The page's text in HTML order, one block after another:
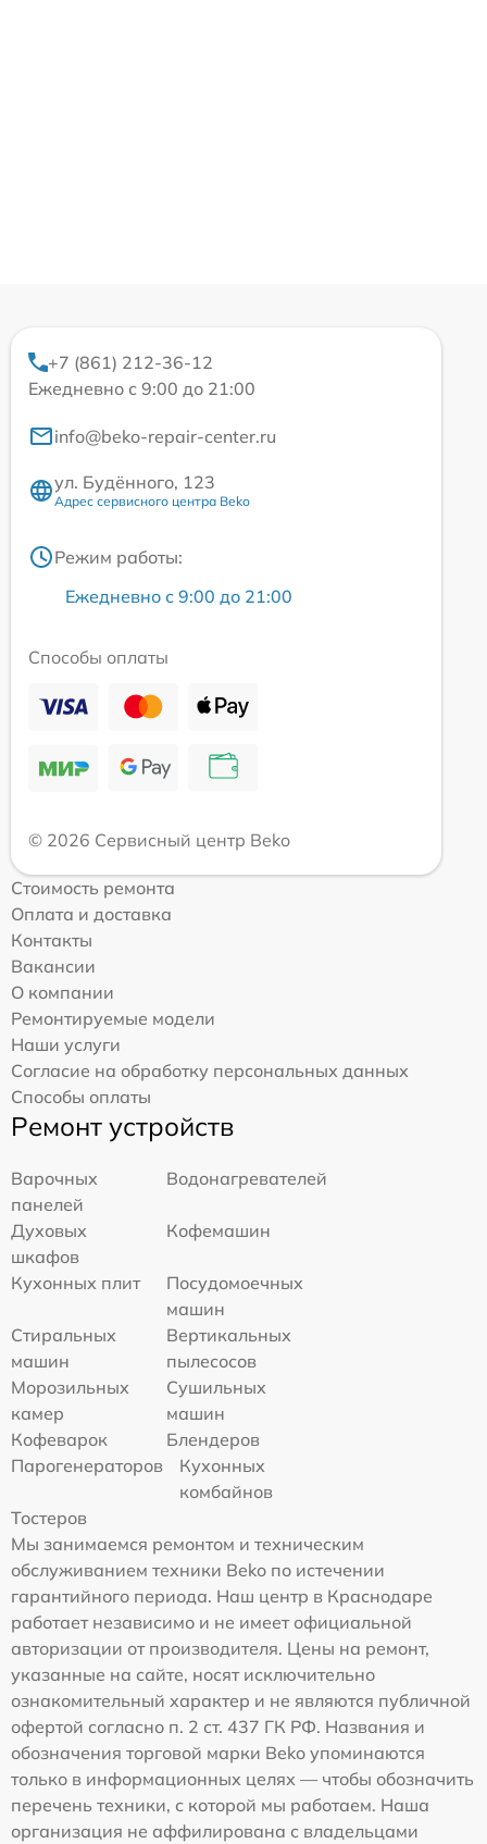
+7 (861) 212-36-12
Ежедневно с 9:00 до 21:00
info@beko-repair-center.ru
ул. Будённого, 123
Адрес сервисного центра Beko
Режим работы:
Ежедневно с 9:00 до 21:00
Способы оплаты
© 2026 Сервисный центр Beko
Стоимость ремонта
Оплата и доставка
Контакты
Вакансии
О компании
Ремонтируемые модели
Наши услуги
Согласие на обработку персональных данных
Способы оплаты
Ремонт устройств
Варочных
панелей
Водонагревателей
Духовых
шкафов
Кофемашин
Кухонных плит
Посудомоечных
машин
Стиральных
машин
Вертикальных
пылесосов
Морозильных
камер
Сушильных
машин
Кофеварок
Блендеров
Парогенераторов
Кухонных
комбайнов
Тостеров
Мы занимаемся ремонтом и техническим
обслуживанием техники Beko по истечении
гарантийного периода. Наш центр в Краснодаре
работает независимо и не имеет официальной
авторизации от производителя. Цены на ремонт,
указанные на сайте, носят исключительно
ознакомительный характер и не являются публичной
офертой согласно п. 2 ст. 437 ГК РФ. Названия и
обозначения торговой марки Beko упоминаются
только в информационных целях — чтобы обозначить
перечень техники, с которой мы работаем. Наша
организация не аффилирована с владельцами